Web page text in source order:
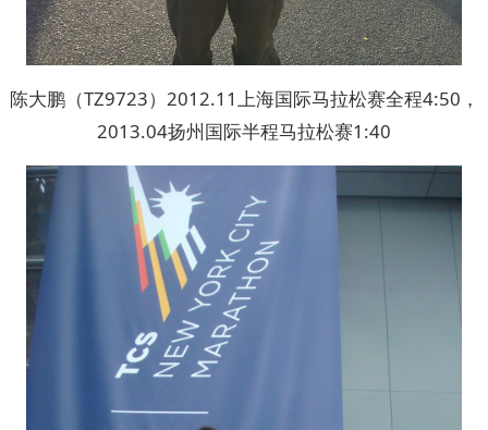
陈大鹏（TZ9723）2012.11上海国际马拉松赛全程4:50，
2013.04扬州国际半程马拉松赛1:40